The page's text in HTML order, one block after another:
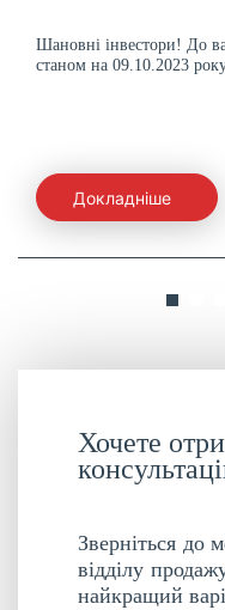
Шановні інвестори! До
станом на 09.10.2023
Докладніше
Хочете
Зверніться до
відділу
найкращий